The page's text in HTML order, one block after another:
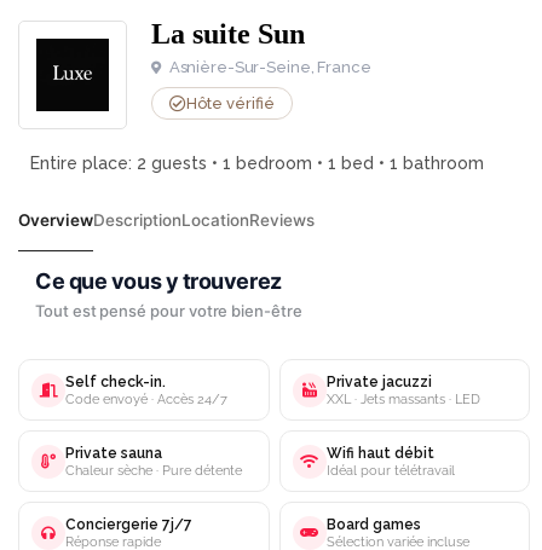
Hôte vérifié
La suite Sun
Asnière-Sur-Seine, France
Entire place: 2 guests • 1 bedroom • 1 bed • 1 bathroom
OverviewDescriptionLocationReviews
Self check-in.
Code envoyé · Accès 24/7
Private jacuzzi
XXL · Jets massants · LED
Private sauna
Chaleur sèche · Pure détente
Wifi haut débit
Idéal pour télétravail
Conciergerie 7j/7
Réponse rapide
Board games
Sélection variée incluse